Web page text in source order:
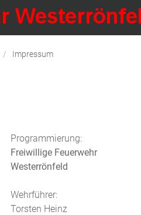
Impressum
Programmierung:
Freiwillige Feuerwehr
Westerrönfeld
Wehrführer:
Torsten Heinz